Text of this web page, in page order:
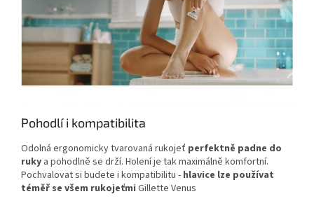
Pohodlí i kompatibilita
Odolná ergonomicky tvarovaná rukojeť perfektně padne do
ruky a pohodlně se drží. Holení je tak maximálně komfortní.
Pochvalovat si budete i kompatibilitu - hlavice lze používat
téměř se všem rukojeťmi Gillette Venus